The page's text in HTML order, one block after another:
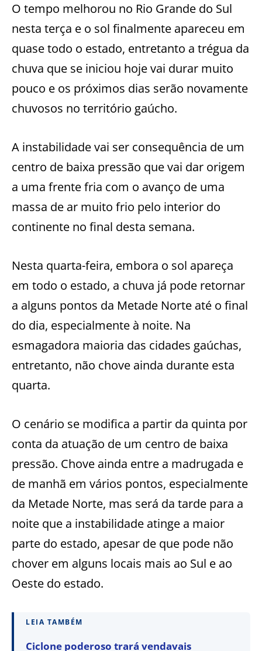
O tempo melhorou no Rio Grande do Sul
nesta terça e o sol finalmente apareceu em
quase todo o estado, entretanto a trégua da
chuva que se iniciou hoje vai durar muito
pouco e os próximos dias serão novamente
chuvosos no território gaúcho.
A instabilidade vai ser consequência de um
centro de baixa pressão que vai dar origem
a uma frente fria com o avanço de uma
massa de ar muito frio pelo interior do
continente no final desta semana.
Nesta quarta-feira, embora o sol apareça
em todo o estado, a chuva já pode retornar
a alguns pontos da Metade Norte até o final
do dia, especialmente à noite. Na
esmagadora maioria das cidades gaúchas,
entretanto, não chove ainda durante esta
quarta.
O cenário se modifica a partir da quinta por
conta da atuação de um centro de baixa
pressão. Chove ainda entre a madrugada e
de manhã em vários pontos, especialmente
da Metade Norte, mas será da tarde para a
noite que a instabilidade atinge a maior
parte do estado, apesar de que pode não
chover em alguns locais mais ao Sul e ao
Oeste do estado.
LEIA TAMBÉM
Ciclone poderoso trará vendavais